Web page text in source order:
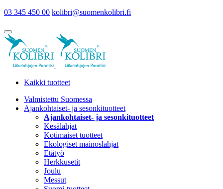
03 345 450 00 kolibri@suomenkolibri.fi
Kaikki tuotteet
Valmistettu Suomessa
Ajankohtaiset- ja sesonkituotteet
Ajankohtaiset- ja sesonkituotteet
Kesälahjat
Kotimaiset tuotteet
Ekologiset mainoslahjat
Etätyö
Herkkusetit
Joulu
Messut